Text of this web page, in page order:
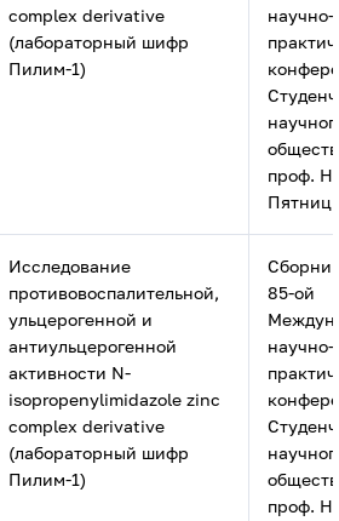
complex derivative
(лабораторный шифр
Пилим-1)
научно-
проф.
Исследование
противовоспалительной,
ульцерогенной и
антиульцерогенной
активности N-
isopropenylimidazole zinc
complex derivative
(лабораторный шифр
Пилим-1)
85-ой
научно-
проф.